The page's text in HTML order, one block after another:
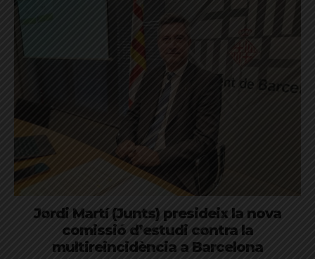
Jordi Martí (Junts) presideix la nova
comissió d’estudi contra la
multireincidència a Barcelona